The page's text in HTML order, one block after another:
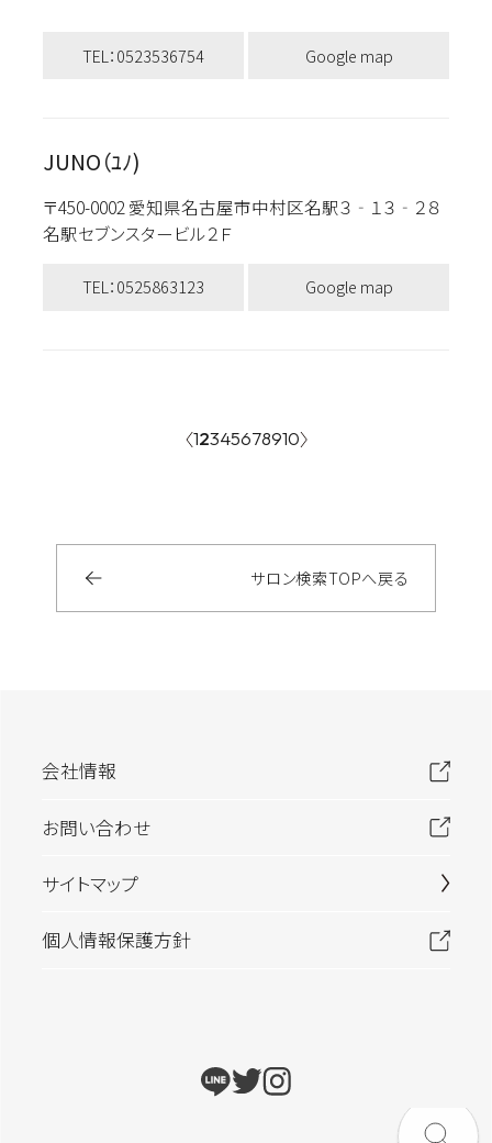
TEL：0523536754 Google map
JUNO（ﾕﾉ)
〒450-0002 愛知県名古屋市中村区名駅３‐１３‐２８
名駅セブンスタービル２Ｆ
TEL：0525863123 Google map
12345678910
サロン検索TOPへ戻る
会社情報
お問い合わせ
サイトマップ
個人情報保護方針